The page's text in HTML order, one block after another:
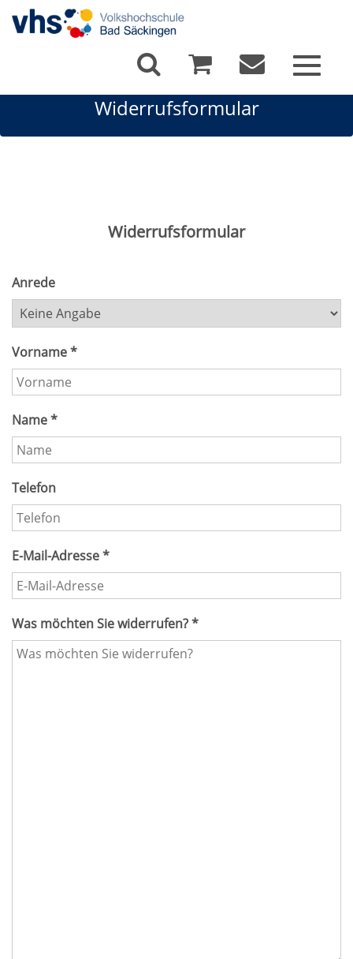
Toggle
Widerrufsformular
Widerrufsformular
Anrede
Vorname *
Name *
Telefon
E-Mail-Adresse *
Was möchten Sie widerrufen? *